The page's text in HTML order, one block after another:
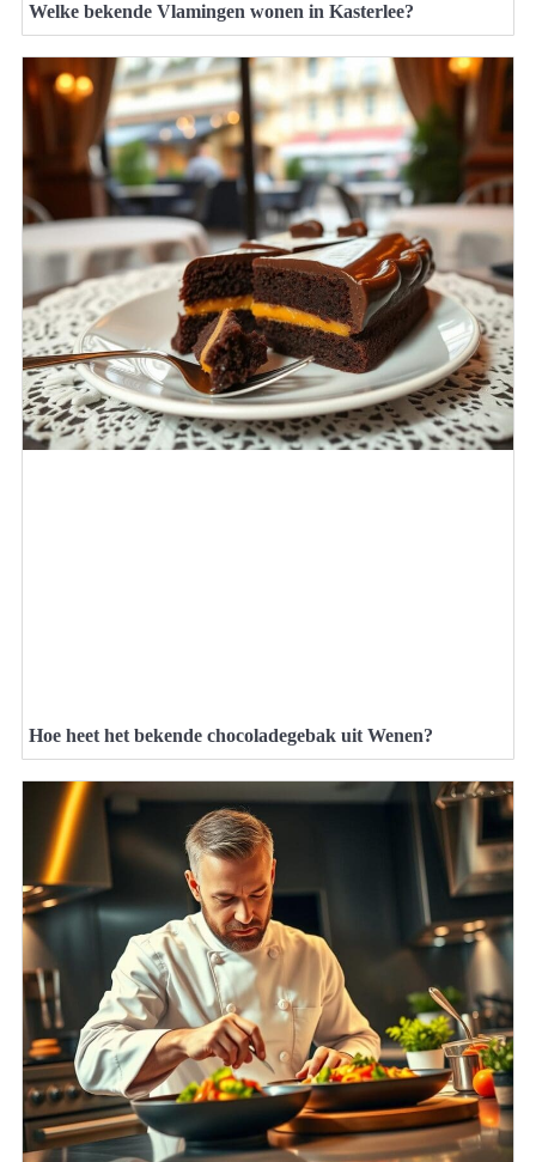
Welke bekende Vlamingen wonen in Kasterlee?
Hoe heet het bekende chocoladegebak uit Wenen?